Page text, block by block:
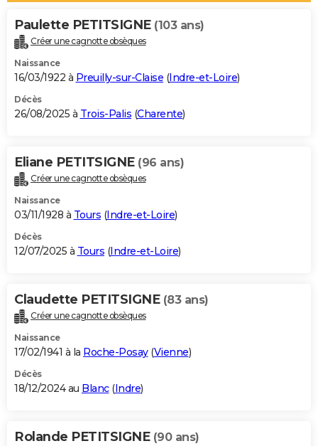
Alimentation
Guide de la santé
Maladies
Médicaments
Sommeil
VOYAGE
Destinations
City break
Voyage nature
Voyage de noces
Forum
Climat
+PHOTO
GUIDES D'ACHAT
BONS PLANS
Carte de Noël
Carte Bonne année
Carte Saint-Valentin
Carte Pâques
Carte d'anniversaire
DICTIONNAIRE
Dictionnaire
Biographies
Citations
Expressions
Proverbes
PROGRAMME TV
S'inscrire
Se connecter
Lycées
Collèges
Primaires
Universités
Entreprises
Service militaire
Avis de recherche
AVIS DE DÉCÈS
Bricolage
Lifestyle
Culture
Sport
Auto
Television
Voyage
Cinema
Paulette PETITSIGNE (103 ans)
Créer une cagnotte obsèques
Naissance
16/03/1922 à Preuilly-sur-Claise (Indre-et-Loire)
Décès
26/08/2025 à Trois-Palis (Charente)
Eliane PETITSIGNE (96 ans)
Créer une cagnotte obsèques
Naissance
03/11/1928 à Tours (Indre-et-Loire)
Décès
12/07/2025 à Tours (Indre-et-Loire)
Claudette PETITSIGNE (83 ans)
Créer une cagnotte obsèques
Naissance
17/02/1941 à la Roche-Posay(Vienne)
Décès
18/12/2024 au Blanc(Indre)
Rolande PETITSIGNE (90 ans)